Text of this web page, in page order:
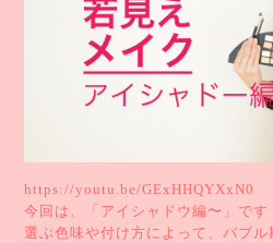
https://youtu.be/GExHHQYXxN0
今回は、「アイシャドウ編〜」です
選ぶ色味や付け方によって、バブ